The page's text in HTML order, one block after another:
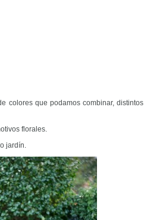
colores que podamos combinar, distintos
florales.
jardín.